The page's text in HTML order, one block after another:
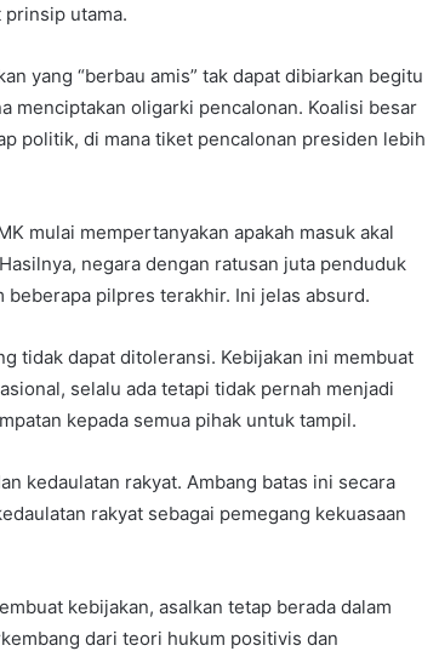
prinsip utama.
yang “berbau amis” tak dapat dibiarkan begitu
menciptakan oligarki pencalonan. Koalisi besar
politik, di mana tiket pencalonan presiden lebih
mulai mempertanyakan apakah masuk akal
negara dengan ratusan juta penduduk
pilpres terakhir. Ini jelas absurd.
tidak dapat ditoleransi. Kebijakan ini membuat
selalu ada tetapi tidak pernah menjadi
kepada semua pihak untuk tampil.
kedaulatan rakyat. Ambang batas ini secara
rakyat sebagai pemegang kekuasaan
kebijakan, asalkan tetap berada dalam
dari teori hukum positivis dan